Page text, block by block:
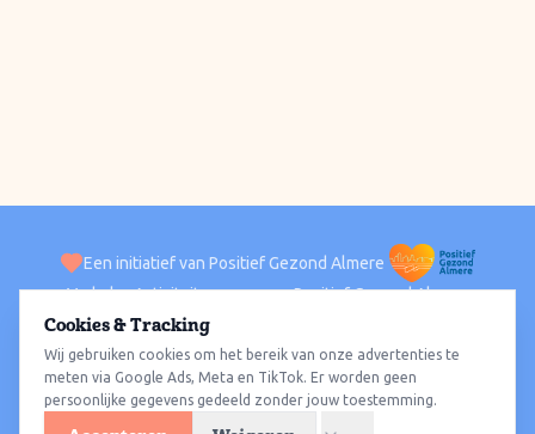
Een initiatief van Positief Gezond Almere
VerhalenActiviteiten Positief Gezond Almere
ACTIVITEITEN PER WIJK
Alle wijkenAlmere HavenAlmere StadAlmere BuitenAlmere Poort
Almere HoutAlmere OosterwoldWat te doen
Cookies & Tracking
Wij gebruiken cookies om het bereik van onze advertenties te
meten via Google Ads, Meta en TikTok. Er worden geen
persoonlijke gegevens gedeeld zonder jouw toestemming.